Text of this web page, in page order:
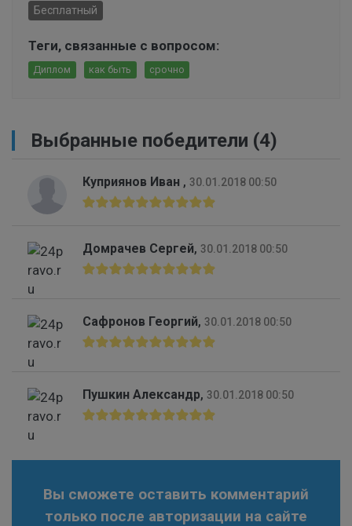
Бесплатный
Теги, связанные с вопросом:
Диплом как быть срочно
Выбранные победители (4)
Куприянов Иван , 30.01.2018 00:50
Домрачев Сергей, 30.01.2018 00:50
Сафронов Георгий, 30.01.2018 00:50
Пушкин Александр, 30.01.2018 00:50
Вы сможете оставить комментарий
только после авторизации на сайте